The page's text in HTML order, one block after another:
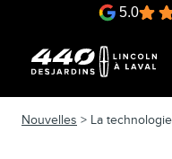
5.0
Nouvelles > La